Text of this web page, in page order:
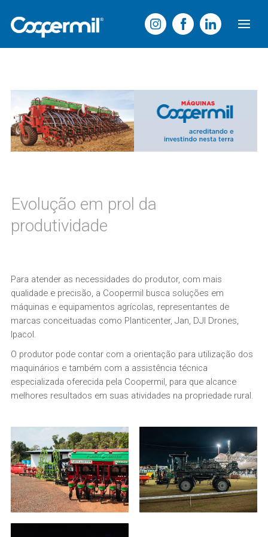
Evolução em prol da
produtividade
Para atender as necessidades do produtor, com mais
qualidade e precisão, a Coopermil busca soluções em
máquinas e equipamentos agrícolas, representantes de
marcas conceituadas como Planticenter, Jan, DJI Drones,
Ipacol.
O produtor pode contar com a orientação para utilização dos
maquinários e também com a assistência técnica
especializada oferecida pela Coopermil, para que alcance
melhores resultados em suas atividades na propriedade rural.